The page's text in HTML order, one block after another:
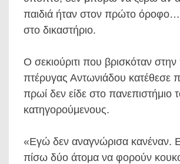
παιδιά ήταν στον πρώτο
στο δικαστήριο.
Ο σεκιούριτι που βρισκόταν
πτέρυγας Αντωνιάδου κατέθεσε
πρωί δεν είδε στο πανεπιστήμιο
κατηγορούμενους.
«Εγώ δεν αναγνώρισα κανέναν.
πίσω δύο άτομα να φορούν